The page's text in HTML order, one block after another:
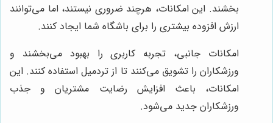
بخشند. این امکانات، هرچند ضروری نیستند، اما می‌توانند
ارزش افزوده بیشتری را برای باشگاه شما ایجاد کنند.
امکانات جانبی، تجربه کاربری را بهبود می‌بخشند و
ورزشکاران را تشویق می‌کنند تا از تردمیل استفاده کنند. این
امکانات، باعث افزایش رضایت مشتریان و جذب
ورزشکاران جدید می‌شود.